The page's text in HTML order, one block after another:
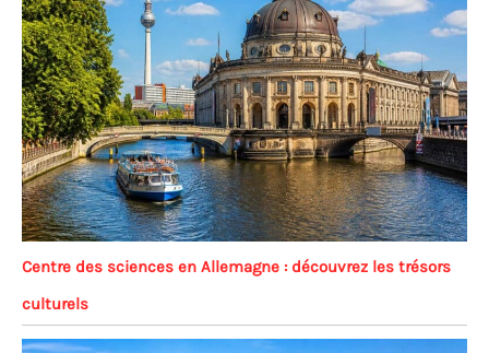
Centre des sciences en Allemagne : découvrez les trésors
culturels